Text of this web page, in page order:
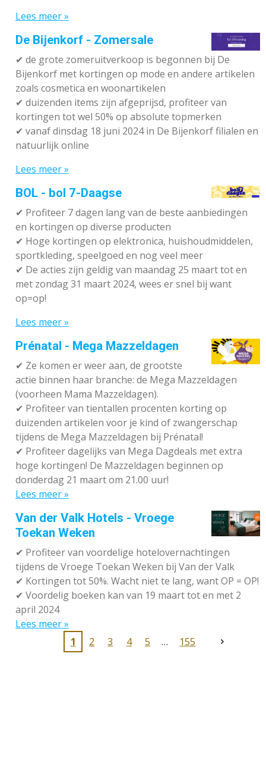
Lees meer »
De Bijenkorf - Zomersale
✔ de grote zomeruitverkoop is begonnen bij De
Bijenkorf met kortingen op mode en andere artikelen
zoals cosmetica en woonartikelen
✔ duizenden items zijn afgeprijsd, profiteer van
kortingen tot wel 50% op absolute topmerken
✔ vanaf dinsdag 18 juni 2024 in De Bijenkorf filialen en
natuurlijk online
Lees meer »
BOL - bol 7-Daagse
✔ Profiteer 7 dagen lang van de beste aanbiedingen
en kortingen op diverse producten
✔ Hoge kortingen op elektronica, huishoudmiddelen,
sportkleding, speelgoed en nog veel meer
✔ De acties zijn geldig van maandag 25 maart tot en
met zondag 31 maart 2024, wees er snel bij want
op=op!
Lees meer »
Prénatal - Mega Mazzeldagen
✔ Ze komen er weer aan, de grootste
actie binnen haar branche: de Mega Mazzeldagen
(voorheen Mama Mazzeldagen).
✔ Profiteer van tientallen procenten korting op
duizenden artikelen voor je kind of zwangerschap
tijdens de Mega Mazzeldagen bij Prénatal!
✔ Profiteer dagelijks van Mega Dagdeals met extra
hoge kortingen! De Mazzeldagen beginnen op
donderdag 21 maart om 21.00 uur!
Lees meer »
Van der Valk Hotels - Vroege
Toekan Weken
✔ Profiteer van voordelige hotelovernachtingen
tijdens de Vroege Toekan Weken bij Van der Valk
✔ Kortingen tot 50%. Wacht niet te lang, want OP = OP!
✔ Voordelig boeken kan van 19 maart tot en met 2
april 2024
Lees meer »
1
2 3 4 5 155